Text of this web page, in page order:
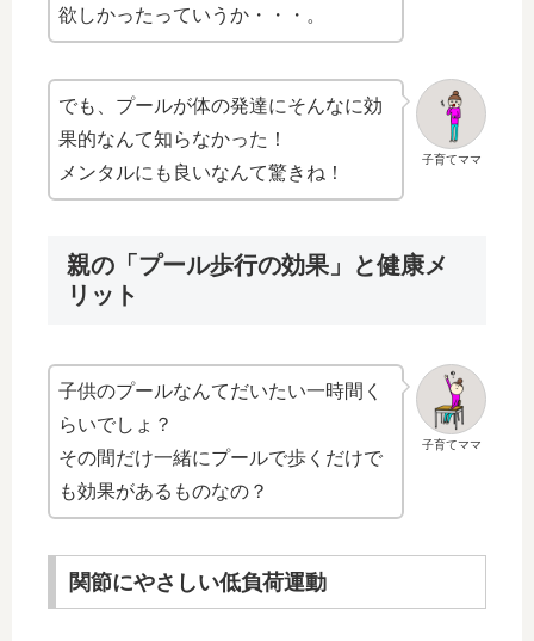
欲しかったっていうか・・・。
子育てママ
でも、プールが体の発達にそんなに効
果的なんて知らなかった！
メンタルにも良いなんて驚きね！
親の「プール歩行の効果」と健康メ
リット
子育てママ
子供のプールなんてだいたい一時間く
らいでしょ？
その間だけ一緒にプールで歩くだけで
も効果があるものなの？
関節にやさしい低負荷運動